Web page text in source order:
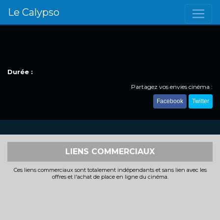
Le Calypso
Durée :
Partagez vos envies cinéma :
Facebook Twitter
LIENS COMMERCIAUX
Ces liens commerciaux sont totalement indépendants et sans lien avec les
offres et l'achat de place en ligne du cinéma.